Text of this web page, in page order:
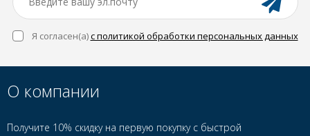
Я согласен(a)с политикой обработки персональных данных
О компании
Получите 10% скидку на первую покупку с быстрой